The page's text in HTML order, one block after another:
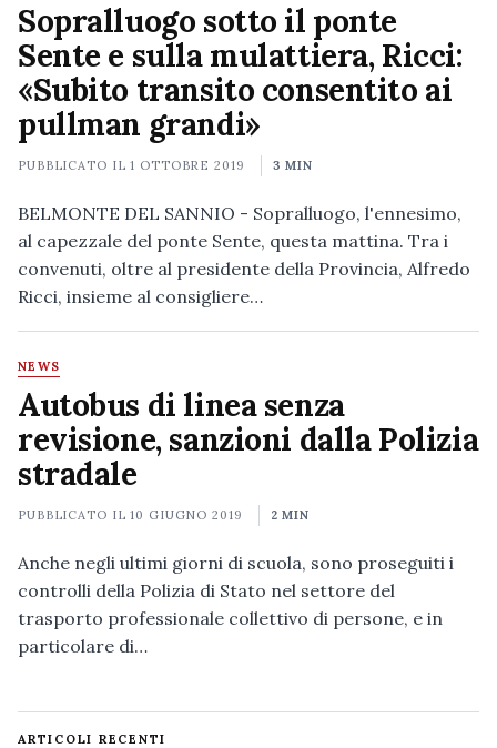
Sopralluogo sotto il ponte
Sente e sulla mulattiera, Ricci:
«Subito transito consentito ai
pullman grandi»
PUBBLICATO IL1 OTTOBRE 2019 3 MIN
BELMONTE DEL SANNIO - Sopralluogo, l'ennesimo,
al capezzale del ponte Sente, questa mattina. Tra i
convenuti, oltre al presidente della Provincia, Alfredo
Ricci, insieme al consigliere…
NEWS
Autobus di linea senza
revisione, sanzioni dalla Polizia
stradale
PUBBLICATO IL10 GIUGNO 2019 2 MIN
Anche negli ultimi giorni di scuola, sono proseguiti i
controlli della Polizia di Stato nel settore del
trasporto professionale collettivo di persone, e in
particolare di…
ARTICOLI RECENTI